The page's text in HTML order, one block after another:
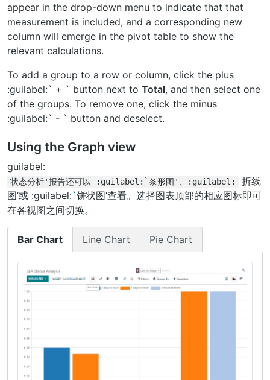
appear in the drop-down menu to indicate that that
measurement is included, and a corresponding new
column will emerge in the pivot table to show the
relevant calculations.
To add a group to a row or column, click the plus
:guilabel:` + ` button next to Total, and then select one
of the groups. To remove one, click the minus
:guilabel:` - ` button and deselect.
Using the Graph view
guilabel:
状态分析'报告还可以 :guilabel:`条形图'、:guilabel:
折线
图’或 :guilabel:`饼状图’查看。选择图表顶部的相应图标即可
在各视图之间切换。
Bar Chart Line Chart Pie Chart